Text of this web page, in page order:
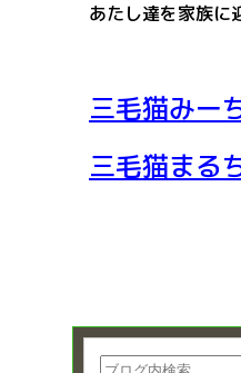
あたし達を家族に
三毛猫みー
三毛猫まる